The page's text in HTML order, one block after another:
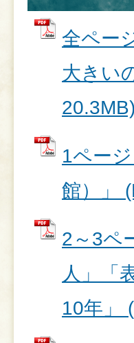
全ペー
大きい
20.3MB)
1ペー
館）」
2～3ペ
人」「
10年」